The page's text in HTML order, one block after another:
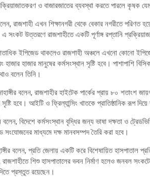
ও বাজারজাতের ব্যবস্থা করতে পারলে কৃষক
রাজশাহী এখন শিক্ষানগরী থেকে বেকার নগরীতে পরিণত
উত্তরণে রাজশাহীতে একটি পূর্ণাঙ্গ রপ্তানি
ইপিজেড থাকলেও রাজশাহী অঞ্চলে এখনো কোনো
হাজার হাজার মানুষের কর্মসংস্থান সৃষ্টি হবে। পাশাপাশি
বলেন তিনি।
বলেন, রাজশাহীর হাইটেক পার্কের প্রায় ৮০
হবে। আইটি ও ফ্রিল্যান্সিং খাতকে প্রাতিষ্ঠানিক রূপ
বলেন, বিদেশে কর্মসংস্থান বৃদ্ধির জন্য ভাষা দক্ষতা ও
মাধ্যমে দক্ষ মানবসম্পদ তৈরি করা হবে।
বলেন, প্রতি জেলায় একটি করে বিশেষায়িত হাসপাতাল
শিশু হাসপাতালের ভবন নির্মাণ হলেও জনবল
প্রস্তুত রয়েছেন।